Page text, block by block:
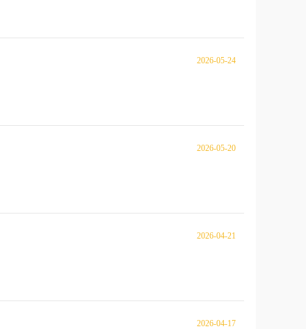
2026-05-24
2026-05-20
2026-04-21
2026-04-17